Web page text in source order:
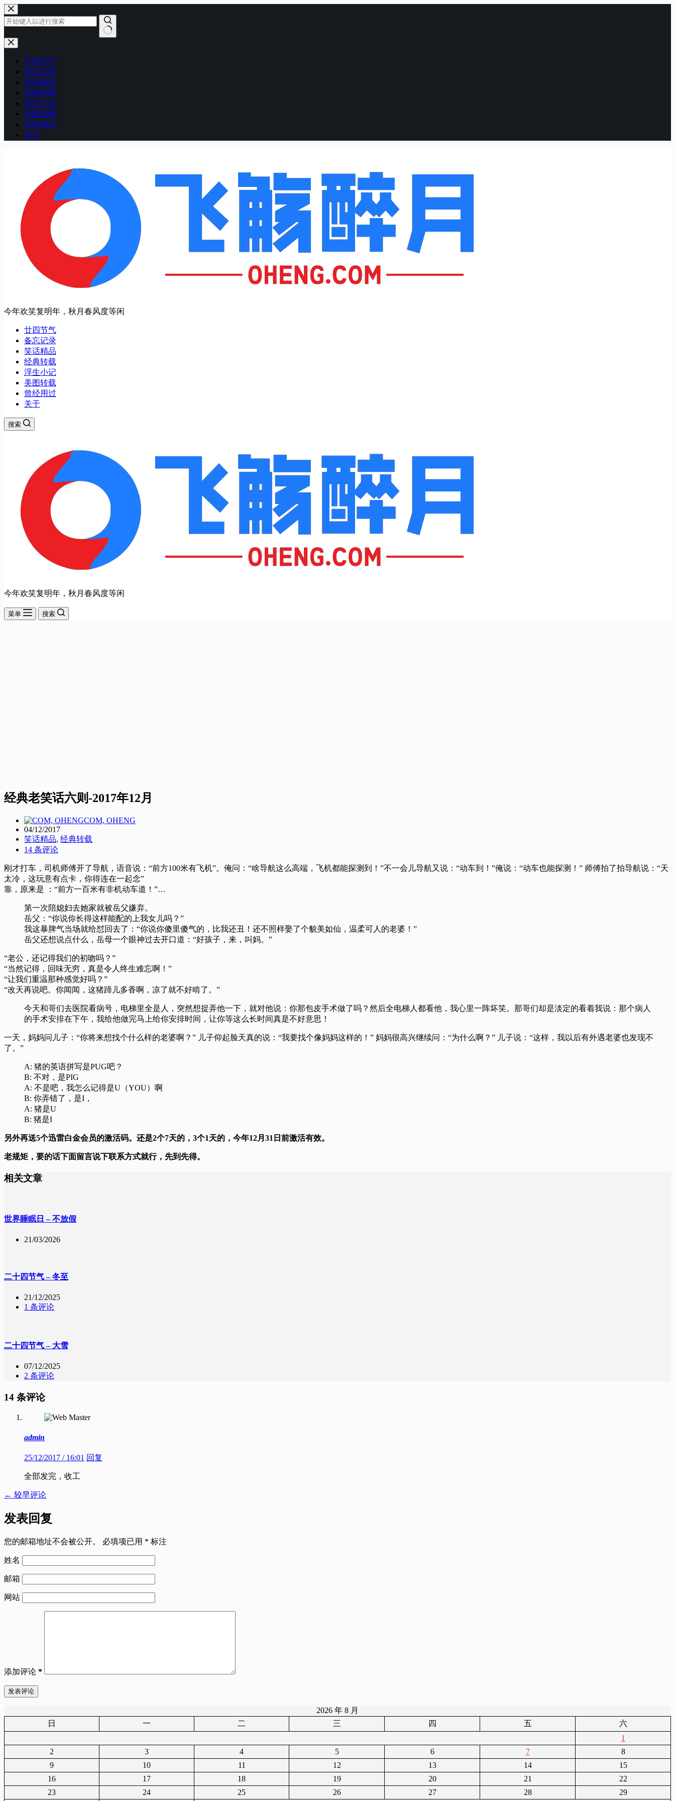
跳
至
内
容
无
廿四节气
备忘记录
笑话精品
经典转载
浮生小记
美图转载
曾经用过
关于
今年欢笑复明年，秋月春风度等闲
廿四节气
备忘记录
笑话精品
经典转载
浮生小记
美图转载
曾经用过
关于
搜索
今年欢笑复明年，秋月春风度等闲
菜单 搜索
经典老笑话六则-2017年12月
COM, OHENG
04/12/2017
笑话精品, 经典转载
14 条评论
刚才打车，司机师傅开了导航，语音说：“前方100米有飞机”。俺问：“啥导航这么高端，飞机都能探测到！”不一会儿导航又说：“动车到！”俺说：“动车也能探测！” 师傅拍了拍导航说：“天
太冷，这玩意有点卡，你得连在一起念”
靠，原来是 ：“前方一百米有非机动车道！”…
第一次陪媳妇去她家就被岳父嫌弃。
岳父：“你说你长得这样能配的上我女儿吗？”
我这暴脾气当场就给怼回去了：“你说你傻里傻气的，比我还丑！还不照样娶了个貌美如仙，温柔可人的老婆！”
岳父还想说点什么，岳母一个眼神过去开口道：“好孩子，来，叫妈。”
“老公，还记得我们的初吻吗？”
“当然记得，回味无穷，真是令人终生难忘啊！”
“让我们重温那种感觉好吗？”
“改天再说吧。你闻闻，这猪蹄儿多香啊，凉了就不好啃了。”
今天和哥们去医院看病号，电梯里全是人，突然想捉弄他一下，就对他说：你那包皮手术做了吗？然后全电梯人都看他，我心里一阵坏笑。那哥们却是淡定的看着我说：那个病人
的手术安排在下午，我给他做完马上给你安排时间，让你等这么长时间真是不好意思！
一天，妈妈问儿子：“你将来想找个什么样的老婆啊？” 儿子仰起脸天真的说：“我要找个像妈妈这样的！” 妈妈很高兴继续问：“为什么啊？” 儿子说：“这样，我以后有外遇老婆也发现不
了。”
A: 猪的英语拼写是PUG吧？
B: 不对，是PIG
A: 不是吧，我怎么记得是U（YOU）啊
B: 你弄错了，是I，
A: 猪是U
B: 猪是I
另外再送5个迅雷白金会员的激活码。还是2个7天的，3个1天的，今年12月31日前激活有效。
老规矩，要的话下面留言说下联系方式就行，先到先得。
相关文章
世界睡眠日 – 不放假
21/03/2026
二十四节气 – 冬至
21/12/2025
1 条评论
二十四节气 – 大雪
07/12/2025
2 条评论
14 条评论
admin
25/12/2017 / 16:01 回复
全部发完，收工
评
导
航
← 较早评论
发表回复
您的邮箱地址不会被公开。 必填项已用 * 标注
姓名
邮箱
网站
添加评论 *
发表评论
2026 年 8 月
日
一 二 三 四 五
六
1
2
3 4 5 6 7
8
9
10 11 12 13 14
15
16
17 18 19 20 21
22
23
24 25 26 27 28 29